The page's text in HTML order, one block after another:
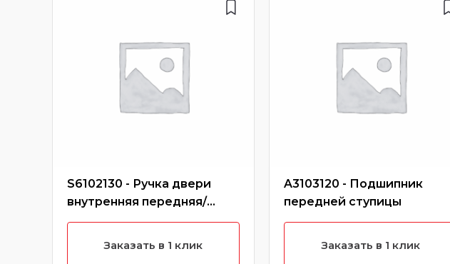
S6102130 - Ручка двери
внутренняя передняя/
задняя левая X60
Заказать в 1 клик
A3103120 - Подшипник
передней ступицы
Заказать в 1 клик